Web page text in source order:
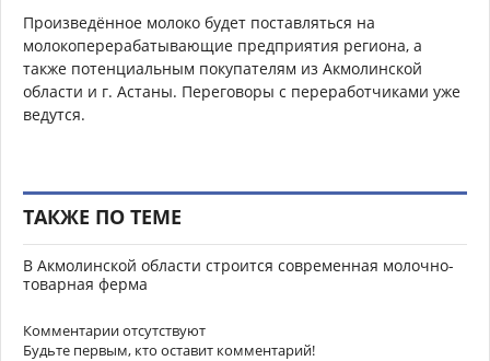
Произведённое молоко будет поставляться на
молокоперерабатывающие предприятия региона, а
также потенциальным покупателям из Акмолинской
области и г. Астаны. Переговоры с переработчиками уже
ведутся.
ТАКЖЕ ПО ТЕМЕ
В Акмолинской области строится современная молочно-
товарная ферма
Комментарии отсутствуют
Будьте первым, кто оставит комментарий!